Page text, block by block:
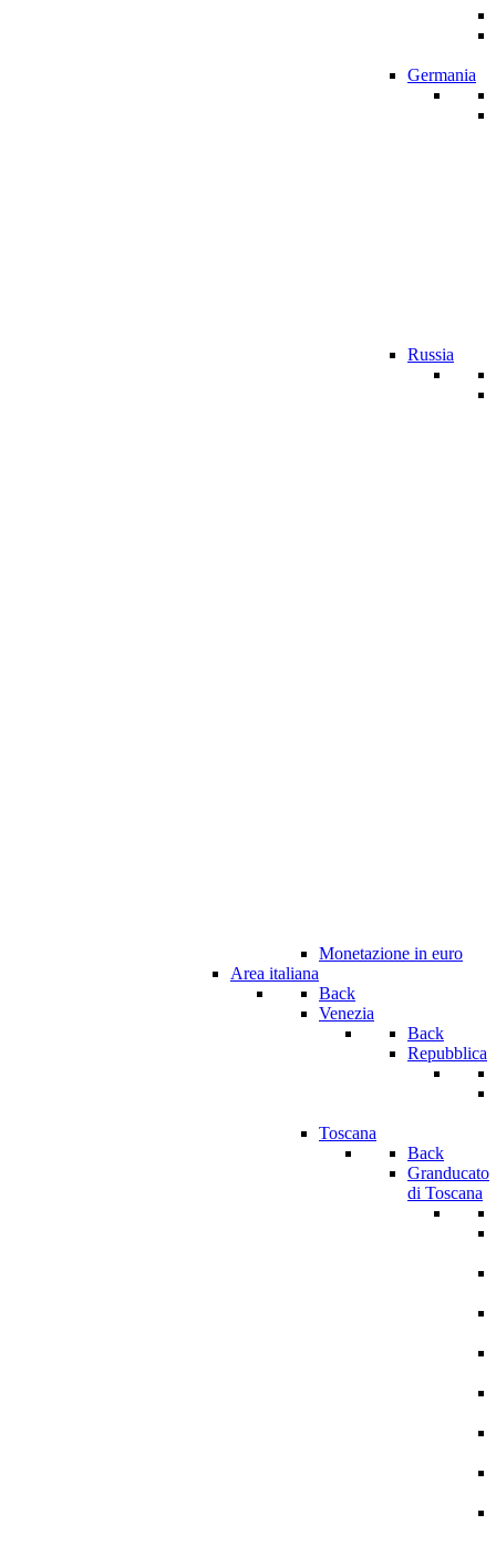
Germania
Russia
Monetazione in euro
Area italiana
Back
Venezia
Back
Repubblica
Toscana
Back
Granducato
di Toscana